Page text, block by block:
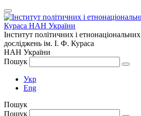
Інститут політичних і етнонаціональних
досліджень ім. І. Ф. Кураса
НАН України
Пошук
Укр
Eng
Пошук
Пошук